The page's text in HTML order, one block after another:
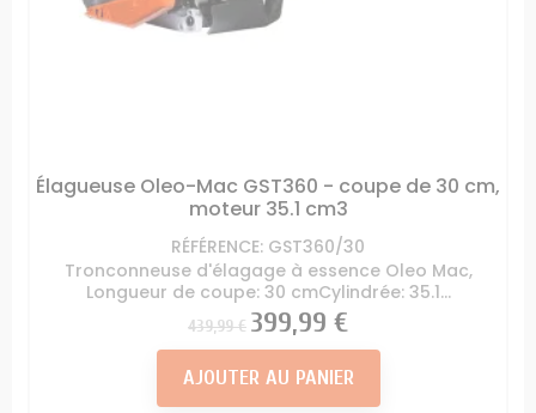
Élagueuse Oleo-Mac GST360 - coupe de 30 cm,
moteur 35.1 cm3
RÉFÉRENCE: GST360/30
Tronconneuse d'élagage à essence Oleo Mac,
Longueur de coupe: 30 cmCylindrée: 35.1...
Prix
439,99 € Prix
399,99 €
AJOUTER AU PANIER